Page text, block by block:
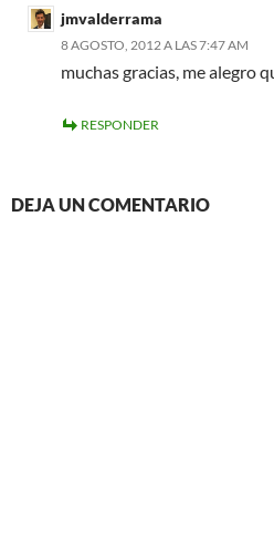
jmvalderrama
8 AGOSTO, 2012 A LAS 7:47 AM
muchas gracias, me alegro
RESPONDER
DEJA UN COMENTARIO